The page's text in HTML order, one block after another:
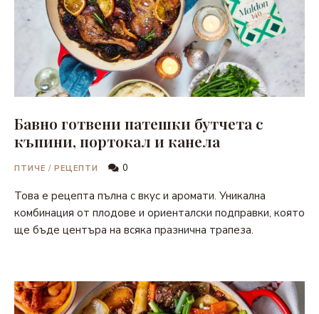
Бавно готвени патешки бутчета с
къпини, портокал и канела
ПТИЧЕ / РЕЦЕПТИ 0
Това е рецепта пълна с вкус и аромати. Уникална
комбинация от плодове и ориенталски подправки, която
ще бъде центъра на всяка празнична трапеза.